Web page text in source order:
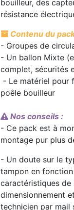
bouilleur, des
résistance
Contenu du
- Groupes de
- Un ballon Mixte
complet, sécurités
- Le matériel pour
poêle bouilleur
Nos conseils :
- Ce pack est à
montage pur plus
- Un doute sur le
tampon en
caractéristiques de
dimensionnement
technicien par mail